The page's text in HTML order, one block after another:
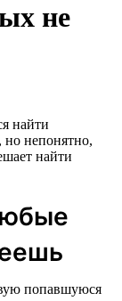
не
найти
но непонятно,
найти
попавшуюся